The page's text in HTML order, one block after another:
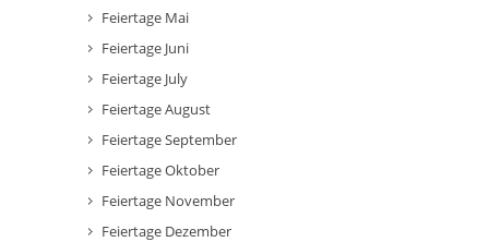
Feiertage Mai
Feiertage Juni
Feiertage July
Feiertage August
Feiertage September
Feiertage Oktober
Feiertage November
Feiertage Dezember